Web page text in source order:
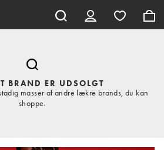
BRAND ER UDSOLGT
masser af andre lækre brands, du kan
shoppe.